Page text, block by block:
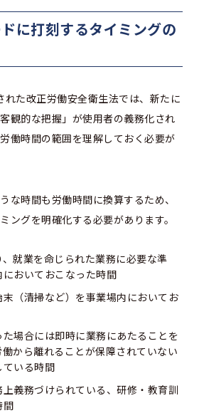
に打刻するタイミングの
た改正労働安全衛生法では、新たに
観的な把握」が使用者の義務化され
働時間の範囲を理解しておく必要が
な時間も労働時間に換算するため、
ングを明確化する必要があります。
就業を命じられた業務に必要な準
おいておこなった時間
（清掃など）を事業場内においてお
場合には即時に業務にあたることを
から離れることが保障されていない
いる時間
義務づけられている、研修・教育訓
間